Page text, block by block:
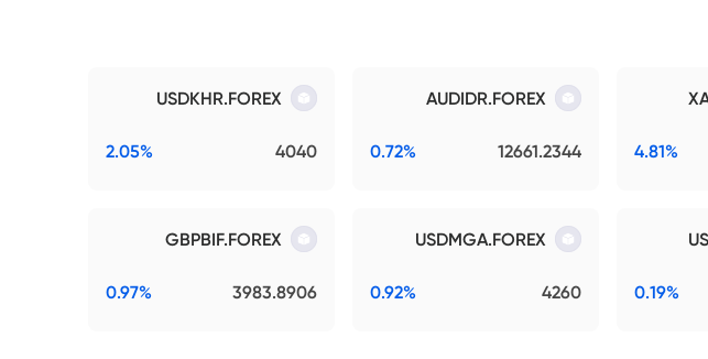
4.81%
AUDIDR.FOREX
12661.2344
0.72%
USDKHR.FOREX
4040
2.05%
0.19%
USDMGA.FOREX
4260
0.92%
GBPBIF.FOREX
3983.8906
0.97%